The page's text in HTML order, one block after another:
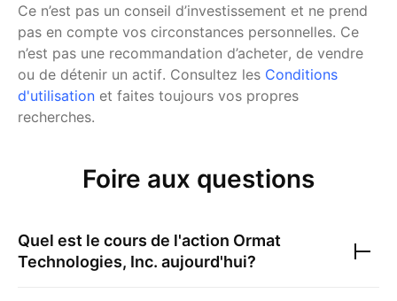
Ce n’est pas un conseil d’investissement et ne prend
pas en compte vos circonstances personnelles. Ce
n’est pas une recommandation d’acheter, de vendre
ou de détenir un actif. Consultez les Conditions
d'utilisation et faites toujours vos propres
recherches.
Foire aux questions
Quel est le cours de l'action Ormat
Technologies, Inc. aujourd'hui?